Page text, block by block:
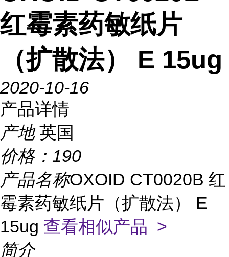
红霉素药敏纸片
（扩散法） E 15ug
2020-10-16
产品详情
产地 英国
价格： 190
产品名称OXOID CT0020B 红
霉素药敏纸片（扩散法） E
15ug 查看相似产品 >
简介